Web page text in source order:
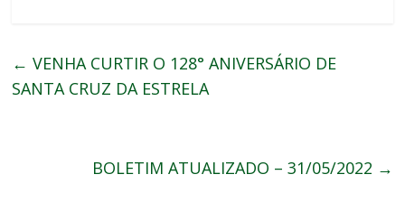
← VENHA CURTIR O 128° ANIVERSÁRIO DE
SANTA CRUZ DA ESTRELA
BOLETIM ATUALIZADO – 31/05/2022 →